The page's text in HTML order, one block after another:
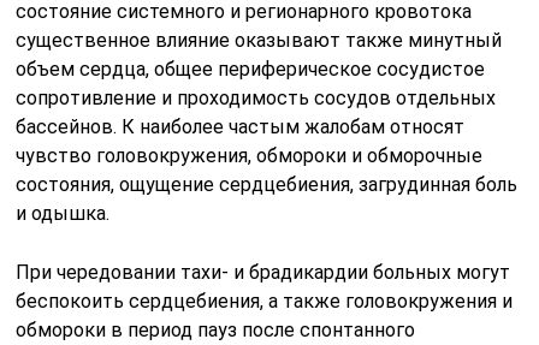
состояние системного и регионарного кровотока
существенное влияние оказывают также минутный
объем сердца, общее периферическое сосудистое
сопротивление и проходимость сосудов отдельных
бассейнов. К наиболее частым жалобам относят
чувство головокружения, обмороки и обморочные
состояния, ощущение сердцебиения, загрудинная боль
и одышка.
При чередовании тахи- и брадикардии больных могут
беспокоить сердцебиения, а также головокружения и
обмороки в период пауз после спонтанного